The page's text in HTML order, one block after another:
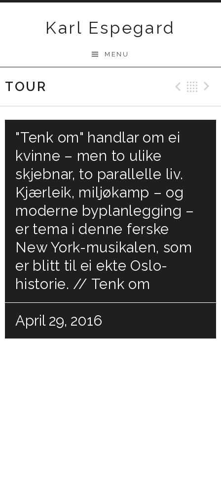
Karl Espegard
MENU
TOUR
"Tenk om" handlar om ei
kvinne – men to ulike
skjebnar, to parallelle liv.
Kjærleik, miljøkamp – og
moderne byplanlegging –
er tema i denne ferske
New York-musikalen, som
er blitt til ei ekte Oslo-
historie. // Tenk om
April 29, 2016